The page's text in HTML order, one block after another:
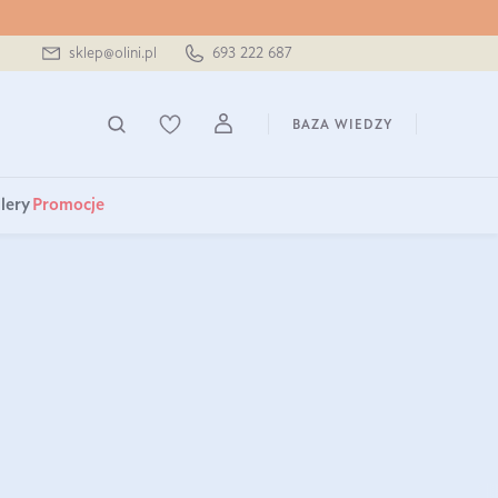
sklep@olini.pl 693 222 687
BAZA WIEDZY
Promocje